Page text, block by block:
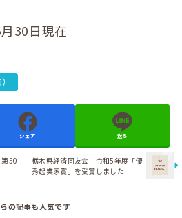
30日現在
シェア 送る
50
栃木県経済同友会 令和5年度「優
秀起業家賞」を受賞しました